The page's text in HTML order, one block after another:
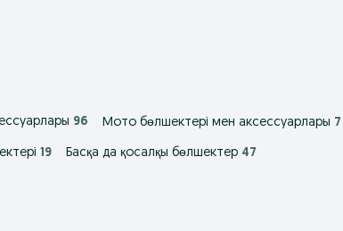
96 Мото бөлшектері мен аксессуарлары 7
19 Басқа да қосалқы бөлшектер 47